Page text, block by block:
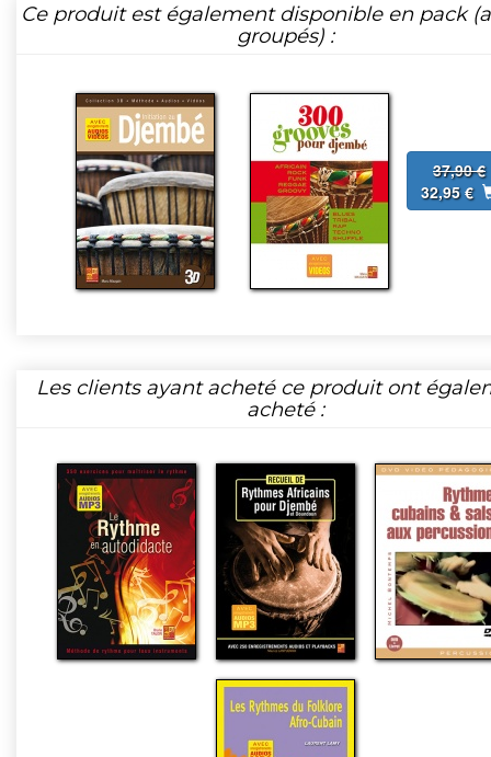
Ce produit est également disponible en pack
groupés) :
37,90 €
32,95 €
Les clients ayant acheté ce produit ont
acheté :